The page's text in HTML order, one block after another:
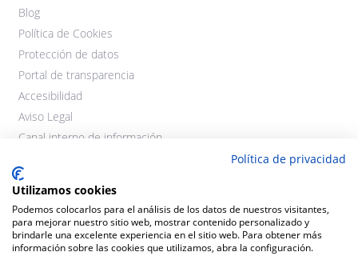
Blog
Política de Cookies
Protección de datos
Portal de transparencia
Accesibilidad
Aviso Legal
Canal interno de información
Política de privacidad
Utilizamos cookies
Podemos colocarlos para el análisis de los datos de nuestros visitantes,
para mejorar nuestro sitio web, mostrar contenido personalizado y
brindarle una excelente experiencia en el sitio web. Para obtener más
información sobre las cookies que utilizamos, abra la configuración.